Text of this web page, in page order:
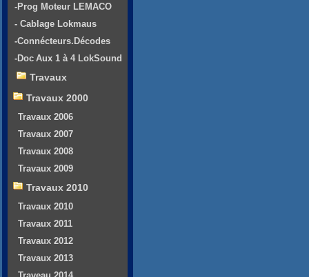
-Prog Moteur LEMACO
- Cablage Lokmaus
-Connécteurs.Décodes
-Doc Aux 1 à 4 LokSound
Travaux
Travaux 2000
Travaux 2006
Travaux 2007
Travaux 2008
Travaux 2009
Travaux 2010
Travaux 2010
Travaux 2011
Travaux 2012
Travaux 2013